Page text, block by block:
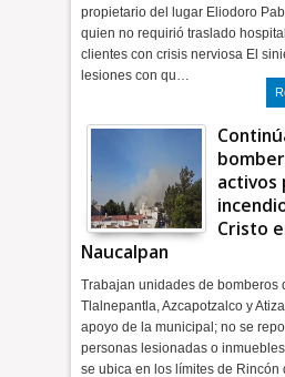
propietario del lugar Eliodoro
quien no requirió traslado
clientes con crisis nerviosa El
lesiones con qu…
activos
Cristo
Naucalpan
Trabajan unidades de bomberos
Tlalnepantla, Azcapotzalco y
apoyo de la municipal; no se
personas lesionadas o
se ubica en los límites de Rincón